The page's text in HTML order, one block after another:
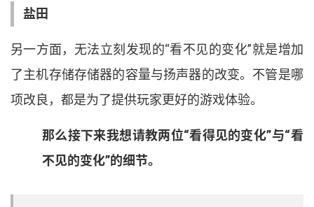
盐田
另一方面， 无法立刻发现的“看不见的变化”就是增加
了主机存储存储器的容量与扬声器的改变。 不管是哪
项改良 ， 都是为了提供玩家更好的游戏体验。
那么接下来我想请教两位“看得见的变化”与“看
不见的变化”的细节。